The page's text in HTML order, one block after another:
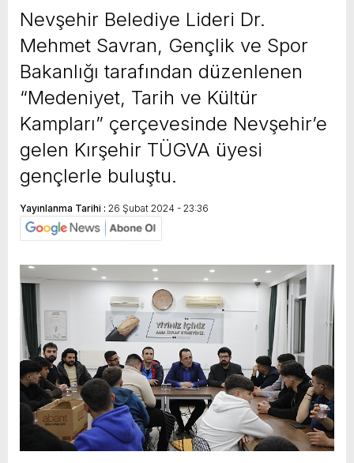
Nevşehir Belediye Lideri Dr.
Mehmet Savran, Gençlik ve Spor
Bakanlığı tarafından düzenlenen
“Medeniyet, Tarih ve Kültür
Kampları” çerçevesinde Nevşehir’e
gelen Kırşehir TÜGVA üyesi
gençlerle buluştu.
Yayınlanma Tarihi : 26 Şubat 2024 - 23:36